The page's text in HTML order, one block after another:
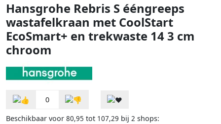
Hansgrohe Rebris S ééngreeps
wastafelkraan met CoolStart
EcoSmart+ en trekwaste 14 3 cm
chroom
0
Beschikbaar voor 80,95 tot 107,29 bij 2 shops: